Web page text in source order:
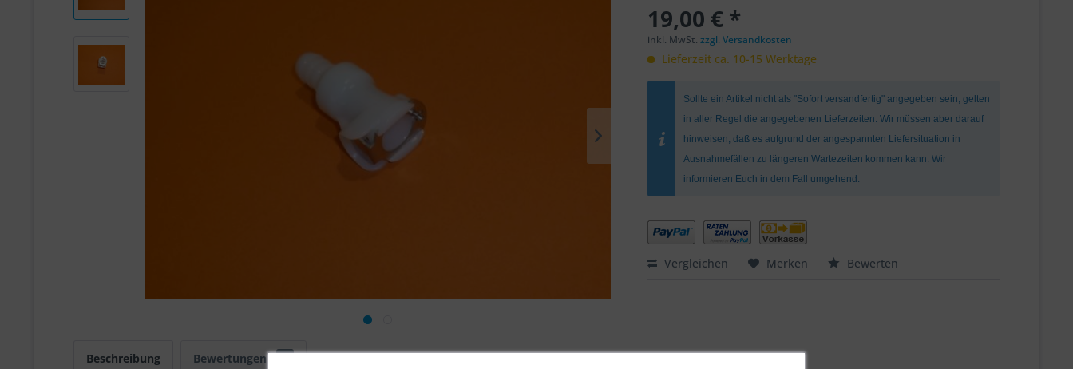
19,00 € *
inkl. MwSt.zzgl. Versandkosten
Lieferzeit ca. 10-15 Werktage
Sollte ein Artikel nicht als "Sofort versandfertig" angegeben sein, gelten
in aller Regel die angegebenen Lieferzeiten. Wir müssen aber darauf
hinweisen, daß es aufgrund der angespannten Liefersituation in
Ausnahmefällen zu längeren Wartezeiten kommen kann. Wir
informieren Euch in dem Fall umgehend.
Vergleichen Merken Bewerten
Beschreibung Bewertungen 0